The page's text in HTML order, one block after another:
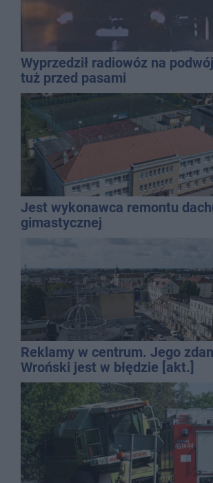
Wyprzedził radiowóz na
tuż przed pasami
Jest wykonawca remontu
gimastycznej
Reklamy w centrum. Jego
Wroński jest w błędzie [akt.]